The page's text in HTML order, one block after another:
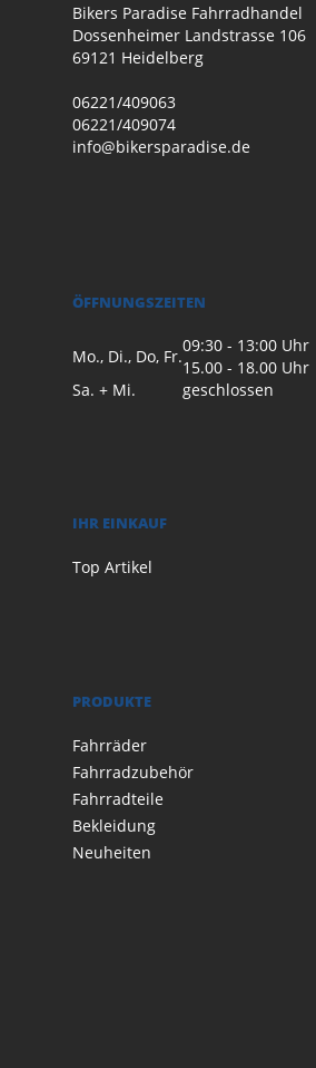
Bikers Paradise Fahrradhandel
Dossenheimer Landstrasse 106
69121 Heidelberg
06221/409063
06221/409074
info@bikersparadise.de
ÖFFNUNGSZEITEN
Mo., Di., Do, Fr.
09:30 - 13:00 Uhr
15.00 - 18.00 Uhr
Sa. + Mi.
geschlossen
IHR EINKAUF
Top Artikel
PRODUKTE
Fahrräder
Fahrradzubehör
Fahrradteile
Bekleidung
Neuheiten